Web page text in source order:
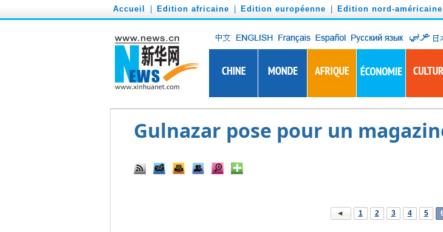
Accueil Edition africaine Edition européenne Edition nord-américaine
Gulnazar pose pour un
1 2 3 4 5